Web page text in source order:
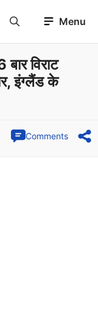
Menu
विराट
इंग्लैंड के
Comments